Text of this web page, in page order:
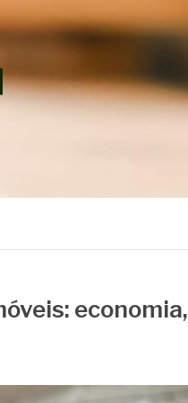
economia,